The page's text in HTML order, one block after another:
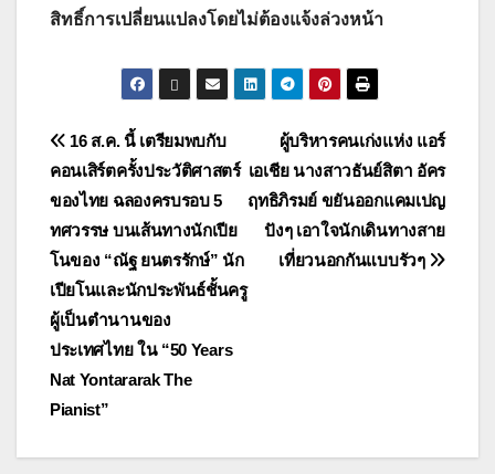
สิทธิ์การเปลี่ยนแปลงโดยไม่ต้องแจ้งล่วงหน้า
แนะแนว
เรื่อง
ผู้บริหารคนเก่งแห่ง แอร์
เอเชีย นางสาวธันย์สิตา อัคร
ฤทธิภิรมย์ ขยันออกแคมเปญ
ปังๆ เอาใจนักเดินทางสาย
เที่ยวนอกกันแบบรัวๆ
16 ส.ค. นี้ เตรียมพบกับ
คอนเสิร์ตครั้งประวัติศาสตร์
ของไทย ฉลองครบรอบ 5
ทศวรรษ บนเส้นทางนักเปีย
โนของ “ณัฐ ยนตรรักษ์” นัก
เปียโนและนักประพันธ์ชั้นครู
ผู้เป็นตำนานของ
ประเทศไทย ใน “50 Years
Nat Yontararak The
Pianist”